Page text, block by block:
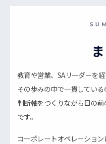
教育や営業、SAリーダーを
その歩みの中で一貫してい
判断軸をつくりながら目の
です。
コーポレートオペレーショ